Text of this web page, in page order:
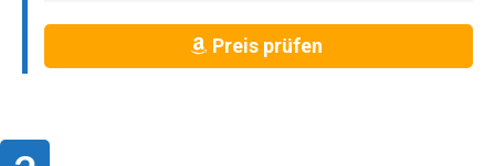
Preis prüfen